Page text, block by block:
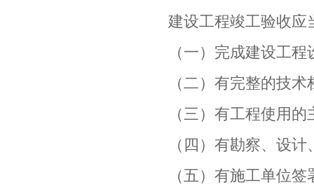
建设工程竣工验收应
（一）完成建设工
（二）有完整的技
（三）有工程使用
（四）有勘察、设
（五）有施工单位